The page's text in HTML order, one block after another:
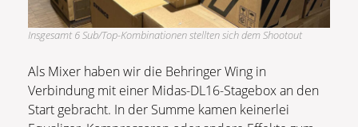
Insgesamt 6 Sub/Top-Kombinationen stellten sich dem Shootout
Als Mixer haben wir die Behringer Wing in
Verbindung mit einer Midas-DL16-Stagebox an den
Start gebracht. In der Summe kamen keinerlei